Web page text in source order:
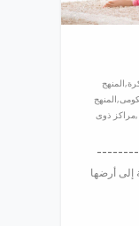
,مراكز ذوى
إلى أرضها